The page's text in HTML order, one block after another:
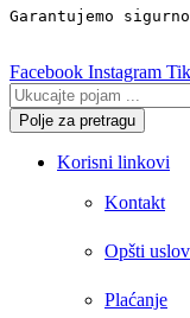
Garantujemo
Facebook Instagram
Polje za pretragu
Korisni linkovi
Kontakt
Opšti
Plaćanje